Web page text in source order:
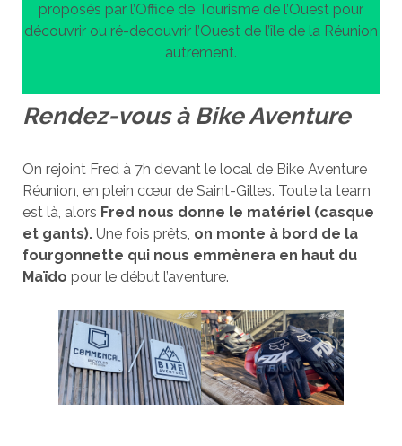
proposés par l’Office de Tourisme de l’Ouest pour
découvrir ou ré-decouvrir l’Ouest de l’île de la Réunion
autrement.
Rendez-vous à Bike Aventure
On rejoint Fred à 7h devant le local de Bike Aventure
Réunion, en plein cœur de Saint-Gilles. Toute la team
est là, alors Fred nous donne le matériel (casque
et gants).Une fois prêts, on monte à bord de la
fourgonnette qui nous emmènera en haut du
Maïdo pour le début l’aventure.